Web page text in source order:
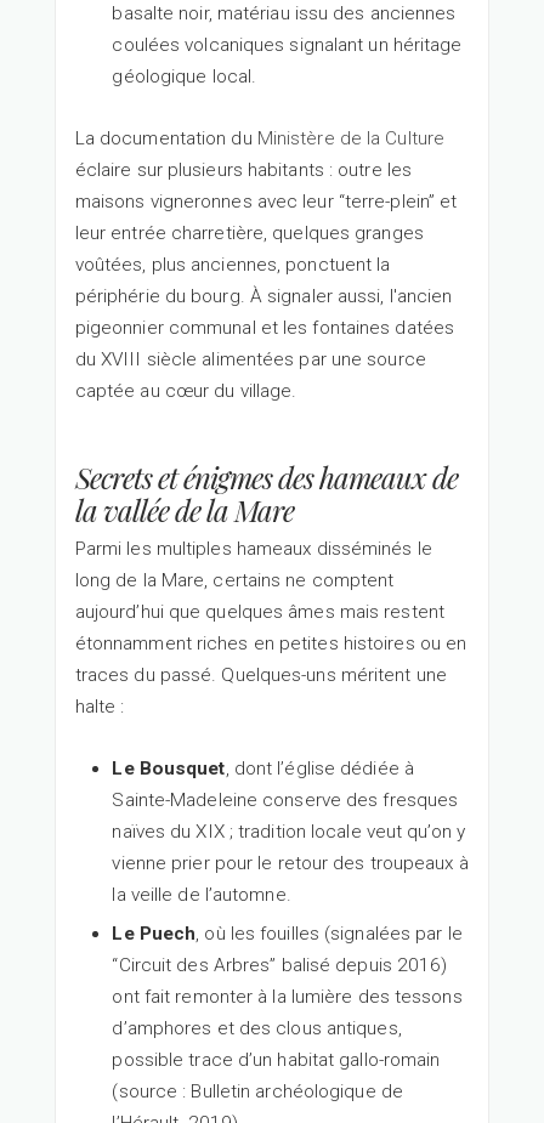
basalte noir, matériau issu des anciennes
coulées volcaniques signalant un héritage
géologique local.
La documentation du Ministère de la Culture
éclaire sur plusieurs habitants : outre les
maisons vigneronnes avec leur “terre-plein” et
leur entrée charretière, quelques granges
voûtées, plus anciennes, ponctuent la
périphérie du bourg. À signaler aussi, l'ancien
pigeonnier communal et les fontaines datées
du XVIII siècle alimentées par une source
captée au cœur du village.
Secrets et énigmes des hameaux de
la vallée de la Mare
Parmi les multiples hameaux disséminés le
long de la Mare, certains ne comptent
aujourd’hui que quelques âmes mais restent
étonnamment riches en petites histoires ou en
traces du passé. Quelques-uns méritent une
halte :
Le Bousquet, dont l’église dédiée à
Sainte-Madeleine conserve des fresques
naïves du XIX ; tradition locale veut qu’on y
vienne prier pour le retour des troupeaux à
la veille de l’automne.
Le Puech, où les fouilles (signalées par le
“Circuit des Arbres” balisé depuis 2016)
ont fait remonter à la lumière des tessons
d’amphores et des clous antiques,
possible trace d’un habitat gallo-romain
(source : Bulletin archéologique de